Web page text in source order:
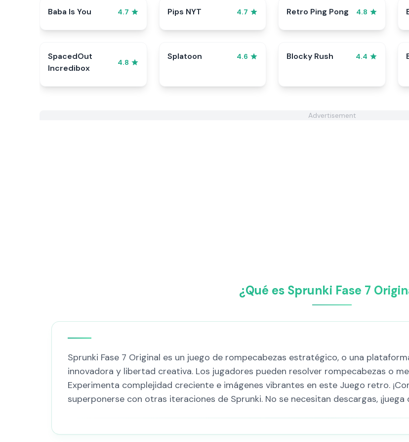
Baba Is You 4.7 Pips NYT 4.7 Retro Ping Pong 4.8
SpacedOut
Incredibox
4.8
Splatoon 4.6 Blocky Rush 4.4
Advertisement
¿Qué es Sprunki Fase 7
Sprunki Fase 7 Original es un juego de rompecabezas estratégico, o una
innovadora y libertad creativa. Los jugadores pueden resolver rompecabezas o
Experimenta complejidad creciente e imágenes vibrantes en este Juego retro.
superponerse con otras iteraciones de Sprunki. No se necesitan descargas,